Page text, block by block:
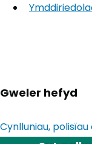
Gweler hefyd
Cynlluniau,